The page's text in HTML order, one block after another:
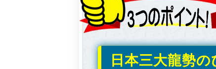
日本三大龍勢